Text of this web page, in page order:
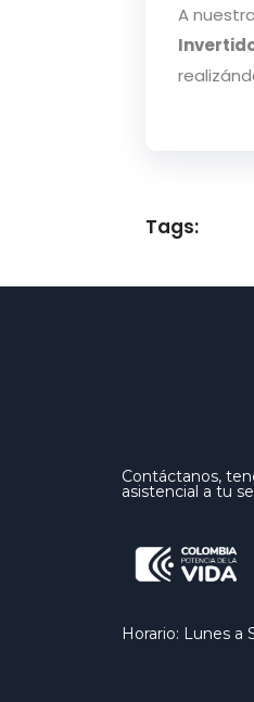
A
Tags:
Contáctanos,
asistencial a tu
Horario: Lunes a